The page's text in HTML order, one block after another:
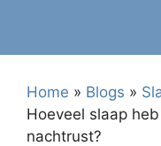
Home » Blogs »
Hoeveel slaap
nachtrust?